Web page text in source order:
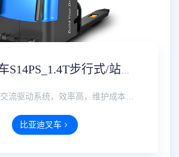
比亚迪叉车S14PS_1.4T步行式/站驾式托盘堆垛车价格参数配置实时报价
维护方便采用交流驱动系统，效率高，维护成本低；多功能仪表可显示电量、小时数、故障代码、警示灯、速度等···
比亚迪叉车